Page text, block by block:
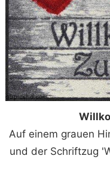
Auf einem grauen
und der Schriftzug